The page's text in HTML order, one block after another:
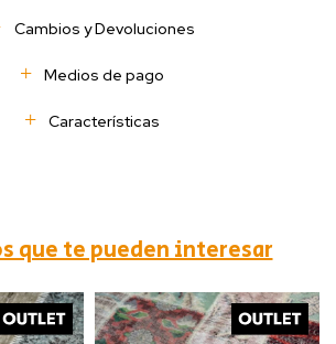
Cambios y Devoluciones
Medios de pago
Características
que te pueden interesar